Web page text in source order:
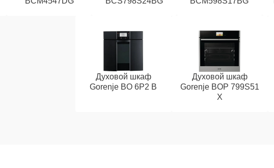
Духовой шкаф
Gorenje BO 6P2 B
Духовой шкаф
Gorenje BOP 799S51
X